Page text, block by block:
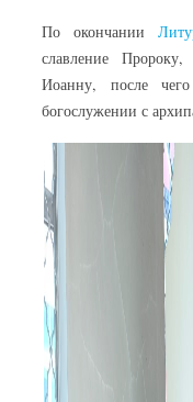
По окончании
славление
Иоанну, после
богослужении с